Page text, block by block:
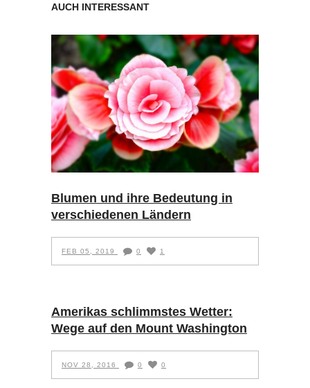
AUCH INTERESSANT
Blumen und ihre Bedeutung in
verschiedenen Ländern
FEB 05, 2019 0 1
Amerikas schlimmstes Wetter:
Wege auf den Mount Washington
NOV 28, 2016 0 0